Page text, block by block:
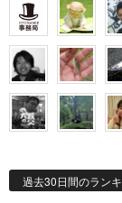
過去30日間のラン